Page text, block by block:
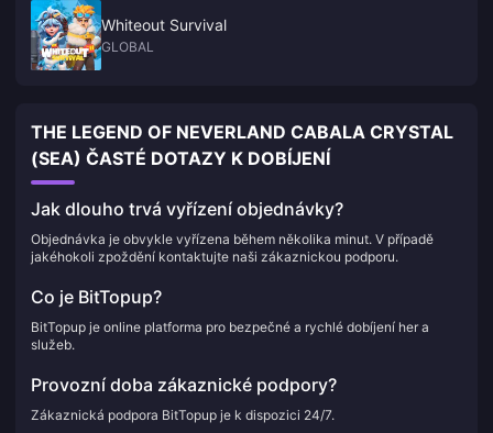
Whiteout Survival
GLOBAL
THE LEGEND OF NEVERLAND CABALA CRYSTAL
(SEA) ČASTÉ DOTAZY K DOBÍJENÍ
Jak dlouho trvá vyřízení objednávky?
Objednávka je obvykle vyřízena během několika minut. V případě
jakéhokoli zpoždění kontaktujte naši zákaznickou podporu.
Co je BitTopup?
BitTopup je online platforma pro bezpečné a rychlé dobíjení her a
služeb.
Provozní doba zákaznické podpory?
Zákaznická podpora BitTopup je k dispozici 24/7.